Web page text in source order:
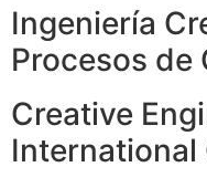
Ingeniería
Procesos
Creative
International